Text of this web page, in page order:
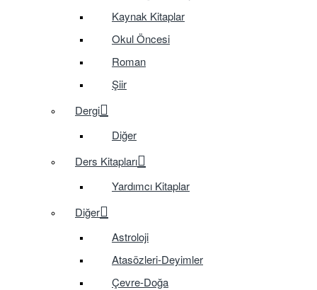
Kaynak Kitaplar
Okul Öncesi
Roman
Şiir
Dergi
Diğer
Ders Kitapları
Yardımcı Kitaplar
Diğer
Astroloji
Atasözleri-Deyimler
Çevre-Doğa